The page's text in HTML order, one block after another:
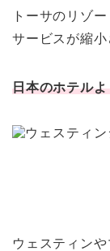
トーサのリゾ
サービスが縮
日本のホテル
ウェスティン